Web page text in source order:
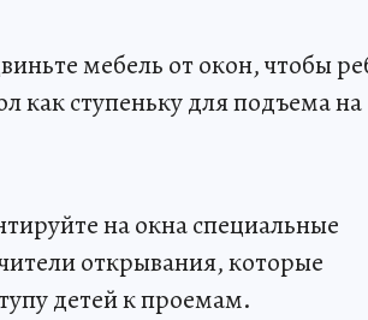
мебель от окон, чтобы
как ступеньку для подъема на
на окна специальные
открывания, которые
детей к проемам.